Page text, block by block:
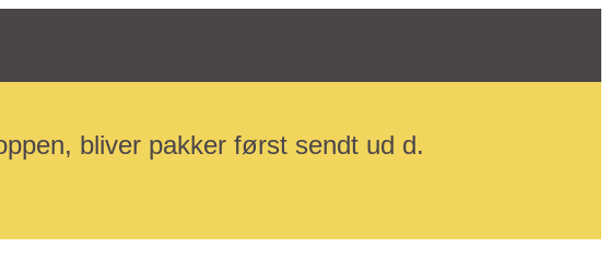
bliver pakker først sendt ud d.